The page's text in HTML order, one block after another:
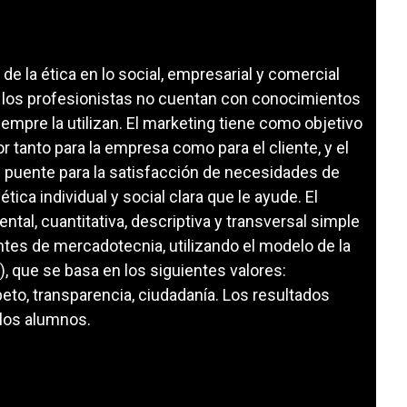
la ética en lo social, empresarial y comercial
profesionistas no cuentan con conocimientos
la utilizan. El marketing tiene como objetivo
para la empresa como para el cliente, y el
para la satisfacción de necesidades de
individual y social clara que le ayude. El
cuantitativa, descriptiva y transversal simple
de mercadotecnia, utilizando el modelo de la
que se basa en los siguientes valores:
transparencia, ciudadanía. Los resultados
alumnos.